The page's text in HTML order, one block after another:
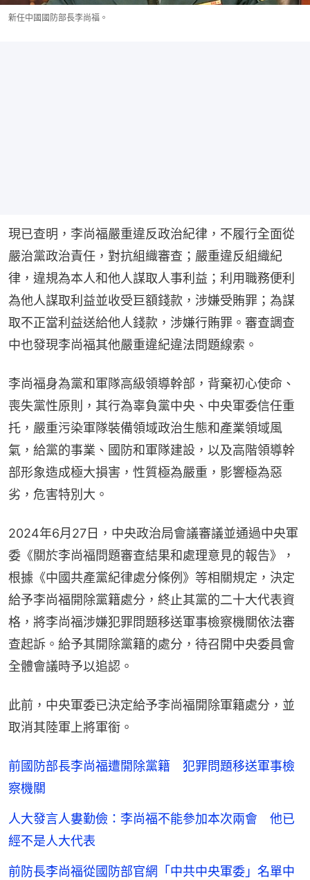
新任中國國防部長李尚福。
現已查明，李尚福嚴重違反政治紀律，不履行全面從
嚴治黨政治責任，對抗組織審查；嚴重違反組織紀
律，違規為本人和他人謀取人事利益；利用職務便利
為他人謀取利益並收受巨額錢款，涉嫌受賄罪；為謀
取不正當利益送給他人錢款，涉嫌行賄罪。審查調查
中也發現李尚福其他嚴重違紀違法問題線索。
李尚福身為黨和軍隊高級領導幹部，背棄初心使命、
喪失黨性原則，其行為辜負黨中央、中央軍委信任重
托，嚴重污染軍隊裝備領域政治生態和產業領域風
氣，給黨的事業、國防和軍隊建設，以及高階領導幹
部形象造成極大損害，性質極為嚴重，影響極為惡
劣，危害特別大。
2024年6月27日，中央政治局會議審議並通過中央軍
委《關於李尚福問題審查結果和處理意見的報告》，
根據《中國共產黨紀律處分條例》等相關規定，決定
給予李尚福開除黨籍處分，終止其黨的二十大代表資
格，將李尚福涉嫌犯罪問題移送軍事檢察機關依法審
查起訴。給予其開除黨籍的處分，待召開中央委員會
全體會議時予以追認。
此前，中央軍委已決定給予李尚福開除軍籍處分，並
取消其陸軍上將軍銜。
前國防部長李尚福遭開除黨籍 犯罪問題移送軍事檢
察機關
人大發言人婁勤儉：李尚福不能參加本次兩會 他已
經不是人大代表
前防長李尚福從國防部官網「中共中央軍委」名單中